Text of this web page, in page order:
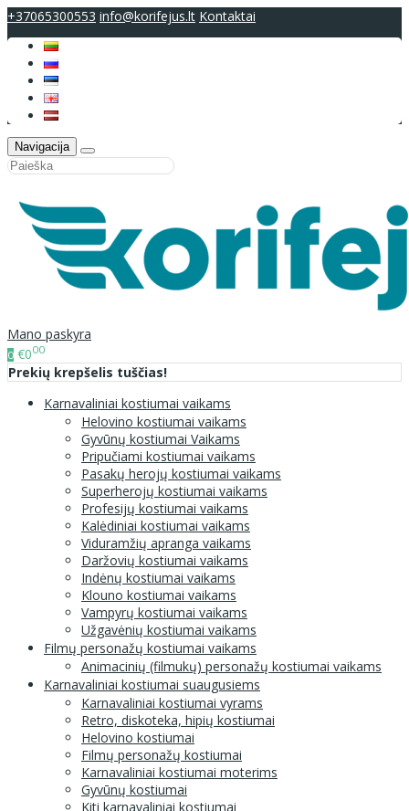
+37065300553 info@korifejus.lt Kontaktai
Navigacija
Mano paskyra
0 €000
Prekių krepšelis tuščias!
Karnavaliniai kostiumai vaikams
Helovino kostiumai vaikams
Gyvūnų kostiumai Vaikams
Pripučiami kostiumai vaikams
Pasakų herojų kostiumai vaikams
Superherojų kostiumai vaikams
Profesijų kostiumai vaikams
Kalėdiniai kostiumai vaikams
Viduramžių apranga vaikams
Daržovių kostiumai vaikams
Indėnų kostiumai vaikams
Klouno kostiumai vaikams
Vampyrų kostiumai vaikams
Užgavėnių kostiumai vaikams
Filmų personažų kostiumai vaikams
Animacinių (filmukų) personažų kostiumai vaikams
Karnavaliniai kostiumai suaugusiems
Karnavaliniai kostiumai vyrams
Retro, diskoteka, hipių kostiumai
Helovino kostiumai
Filmų personažų kostiumai
Karnavaliniai kostiumai moterims
Gyvūnų kostiumai
Kiti karnavaliniai kostiumai